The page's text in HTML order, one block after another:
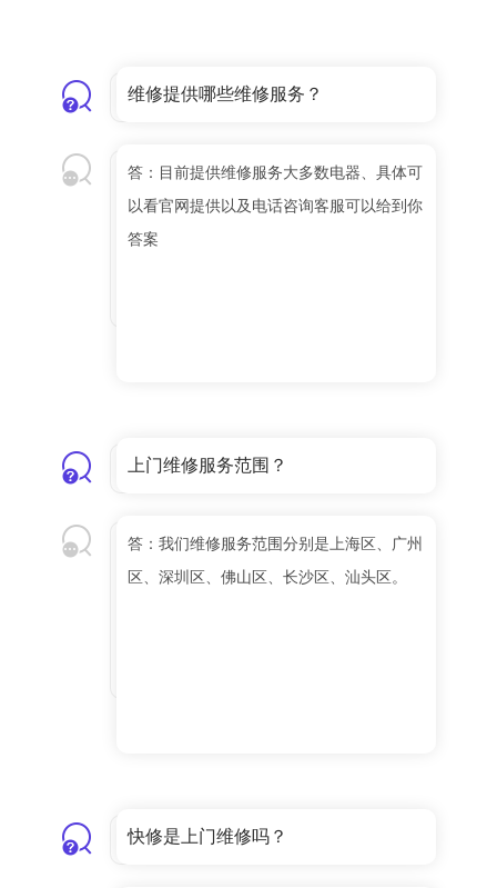
维修提供哪些维修服务？
答：目前提供维修服务大多数电器、具体可
以看官网提供以及电话咨询客服可以给到你
答案
上门维修服务范围？
答：我们维修服务范围分别是上海区、广州
区、深圳区、佛山区、长沙区、汕头区。
快修是上门维修吗？